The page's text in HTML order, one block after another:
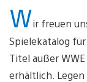
Wir freuen
Spielekatalog
Titel außer
erhältlich. Legen